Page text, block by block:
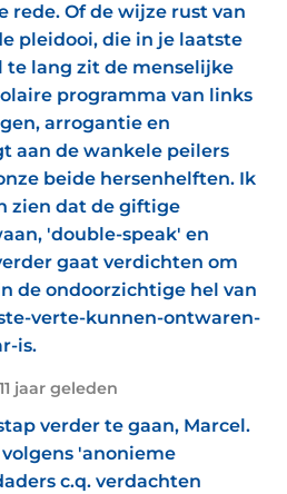
rede. Of de wijze rust van
pleidooi, die in je laatste
te lang zit de menselijke
programma van links
arrogantie en
aan de wankele peilers
beide hersenhelften. Ik
zien dat de giftige
'double-speak' en
gaat verdichten om
de ondoorzichtige hel van
verte-kunnen-ontwaren-
is.
11 jaar geleden
verder te gaan, Marcel.
'anonieme
c.q. verdachten